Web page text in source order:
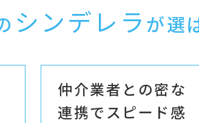
シンデレラ が選
仲介業者との密な
連携でスピード感